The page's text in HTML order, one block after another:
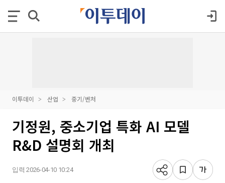
이투데이 산업 중기/벤처
기정원, 중소기업 특화 AI 모델
R&D 설명회 개최
입력 2026-04-10 10:24